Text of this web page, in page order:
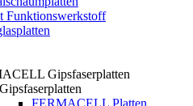
Funktionswerkstoff
Gipsfaserplatten
Gipsfaserplatten
FERMACELL Platten